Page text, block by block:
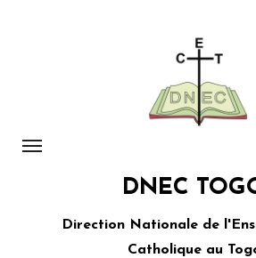
DNEC
Direction Nationale de
Catholique au